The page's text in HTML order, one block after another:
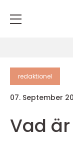
redaktionel
07. September
Vad